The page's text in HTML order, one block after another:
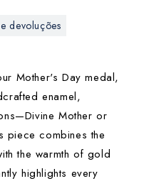
devoluções
Mother's Day medal,
enamel,
Mother or
piece combines the
the warmth of gold
highlights every